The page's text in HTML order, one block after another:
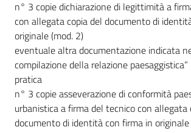
n° 3 copie dichiarazione di legittimità a
con allegata copia del documento di
originale (mod. 2)
eventuale altra documentazione indicata
compilazione della relazione
pratica
n° 3 copie asseverazione di conformità
urbanistica a firma del tecnico con allegata
documento di identità con firma in originale